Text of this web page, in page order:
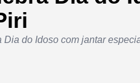
do Idoso com jantar